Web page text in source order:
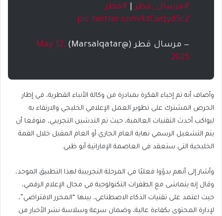
#مرسال_قطر| #قطر
pic.twitter.com/ktCwqyd5c2
— مرسال قطر (@Marsalqatar)
May 12,
2025
وأضاف أنه تم إحياء الفكرة بمبادرة من وكالة الأنباء القطرية، في إطار
الحرص المشترك على تطوير العمل الإعلامي الخليجي والارتقاء به
ليواكب أحدث التقنيات العالمية، حيث تم التدشين التجريبي، متوقعا أن
يتم التشغيل الرسمي نهاية العام الجاري أو العام المقبل خلال القمة
الخليجية التي ستعقد في العاصمة الإماراتية أبو ظبي.
وأشار إلى أنهم بدؤوا فعليًا في المرحلة التجريبية لهذا التطبيق الموحد،
وقال إنه يتماشى مع الطفرات التكنولوجية في مجال الإعلام الرقمي،
حيث اعتمد على تقنيات الذكاء الاصطناعي، بينها “المحرر الافتراضي”،
لإدارة المحتوى بكفاءة عالية، وضمان سرعة وسلاسة نشر الأخبار من